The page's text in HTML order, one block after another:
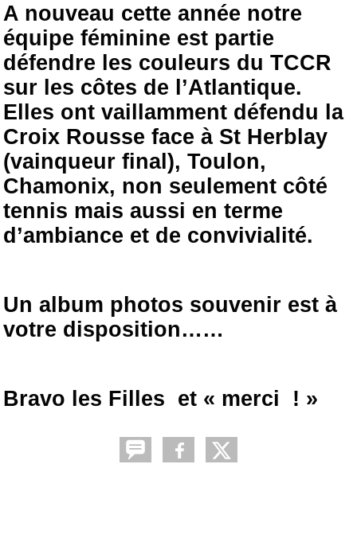
A nouveau cette année notre
équipe féminine est partie
défendre les couleurs du TCCR
sur les côtes de l’Atlantique.
Elles ont vaillamment défendu la
Croix Rousse face à St Herblay
(vainqueur final), Toulon,
Chamonix, non seulement côté
tennis mais aussi en terme
d’ambiance et de convivialité.
Un album photos souvenir est à
votre disposition……
Bravo les Filles et « merci ! »